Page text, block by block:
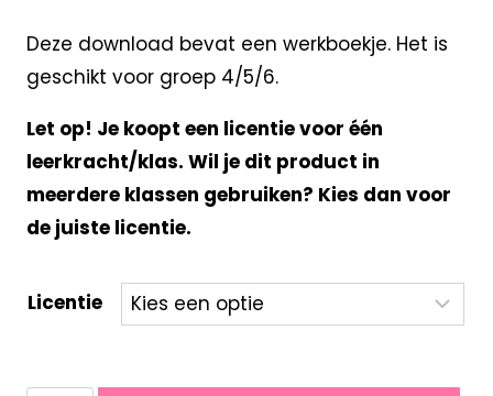
Deze download bevat een werkboekje. Het is
geschikt voor groep 4/5/6.
Let op! Je koopt een licentie voor één
leerkracht/klas. Wil je dit product in
meerdere klassen gebruiken? Kies dan voor
de juiste licentie.
Licentie